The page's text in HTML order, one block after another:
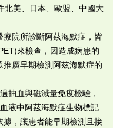
北美、日本、歐盟、中國大
院所診斷阿茲海默症，皆
來檢查，因造成病患的
廣早期檢測阿茲海默症的
抽血與磁減量免疫檢驗，
液中阿茲海默症生物標記
，讓患者能早期檢測且接